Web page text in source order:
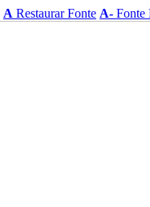
A Restaurar Fonte A- Fonte